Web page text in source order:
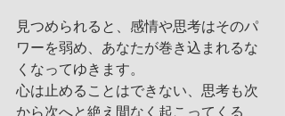
見つめられると、感情や思考はそのパ
ワーを弱め、あなたが巻き込まれるな
くなってゆきます。
心は止めることはできない、思考も次